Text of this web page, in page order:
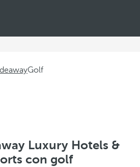
Golf
Luxury Hotels &
con golf